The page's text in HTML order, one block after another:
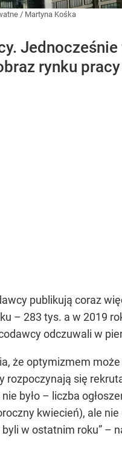
/ Martyna Kośka
rynku
publikują coraz
– 283 tys. a w 2019
odczuwali w
że optymizmem
rozpoczynają się
było – liczba
kwiecień), ale
w ostatnim roku” –